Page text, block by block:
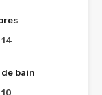
14
bain
10